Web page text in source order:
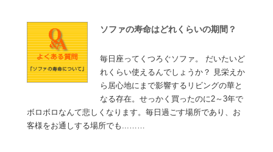
ソファの寿命はどれくらいの期間？
毎日座ってくつろぐソファ。 だいたいど
れくらい使えるんでしょうか？ 見栄えか
ら居心地にまで影響するリビングの華と
なる存在。せっかく買ったのに2～3年で
ボロボロなんて悲しくなります。毎日過ごす場所であり、お
客様をお通しする場所でも...……